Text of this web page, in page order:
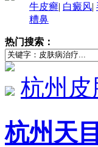
牛皮癣| 白癜风|
糟鼻
热门搜索：
杭州
杭州天